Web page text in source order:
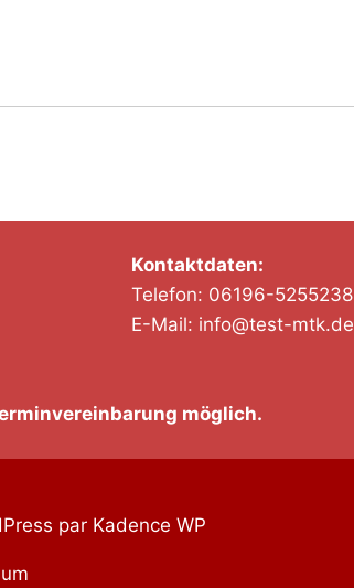
Kontaktdaten:
Telefon: 06196-5255238
E-Mail: info@test-mtk.de
möglich.
par Kadence WP